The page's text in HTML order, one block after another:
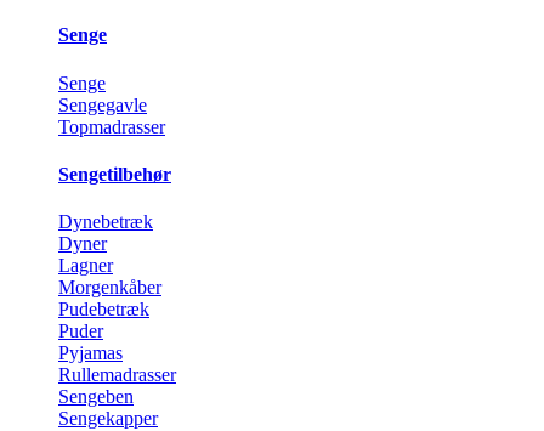
Senge
Senge
Sengegavle
Topmadrasser
Sengetilbehør
Dynebetræk
Dyner
Lagner
Morgenkåber
Pudebetræk
Puder
Pyjamas
Rullemadrasser
Sengeben
Sengekapper